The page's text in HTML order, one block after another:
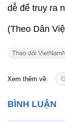
dễ để truy ra
(Theo Dân
Xem thêm về: